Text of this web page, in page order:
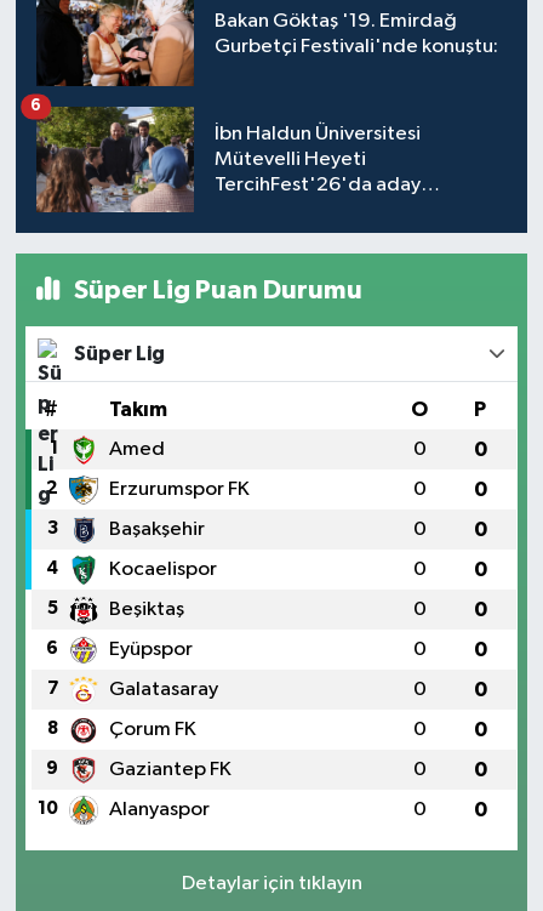
Bakan Göktaş '19. Emirdağ
Gurbetçi Festivali'nde konuştu:
İbn Haldun Üniversitesi
Mütevelli Heyeti
TercihFest'26'da aday
6
Süper Lig Puan Durumu
Süper Lig
# Takım O P
1 Amed 0 0
2 Erzurumspor FK 0 0
3 Başakşehir 0 0
4 Kocaelispor 0 0
5 Beşiktaş 0 0
6 Eyüpspor 0 0
7 Galatasaray 0 0
8 Çorum FK 0 0
9 Gaziantep FK 0 0
10 Alanyaspor 0 0
Detaylar için tıklayın